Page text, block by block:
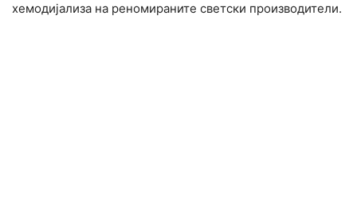
хемодијализа на реномираните светски производители.